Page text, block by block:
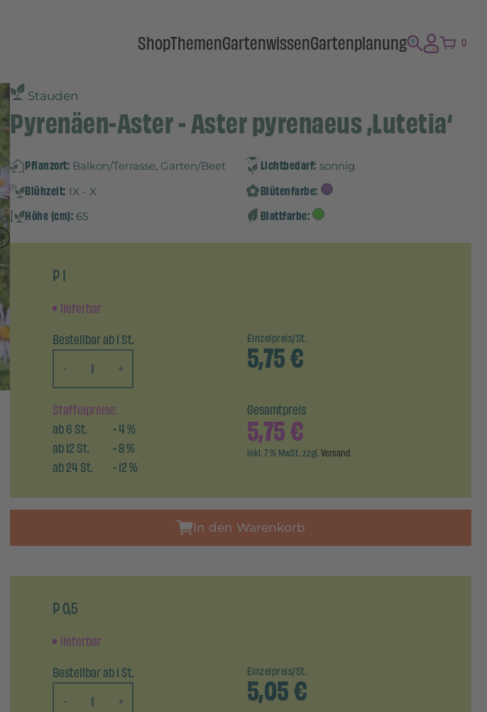
ShopThemenGartenwissenGartenplanung 0
Stauden
Pyrenäen-Aster - Aster pyrenaeus ‚Lutetia‘
Pflanzort: Balkon/Terrasse, Garten/Beet Lichtbedarf: sonnig
Blühzeit: IX - X
Blütenfarbe:
Höhe (cm): 65 Blattfarbe:
P 1
lieferbar
Bestellbar ab 1 St.
-
+
Einzelpreis/St.
5,75€
Staffelpreise:
ab6St. -4%
ab12St. -8%
ab24St. -12%
Gesamtpreis
5,75€
inkl. 7 % MwSt. zzgl.Versand
In den Warenkorb
P 0,5
lieferbar
Bestellbar ab 1 St.
-
+
Einzelpreis/St.
5,05€